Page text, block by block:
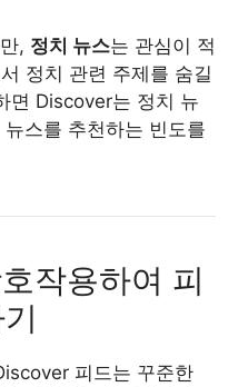
, 정치 뉴스는 관심이 적
정치 관련 주제를 숨길
면 Discover는 정치 뉴
스를 추천하는 빈도를
작용하여 피
피드는 꾸준한